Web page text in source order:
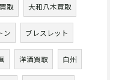
取 大和八木買取
ン ブレスレット
洋酒買取 白州